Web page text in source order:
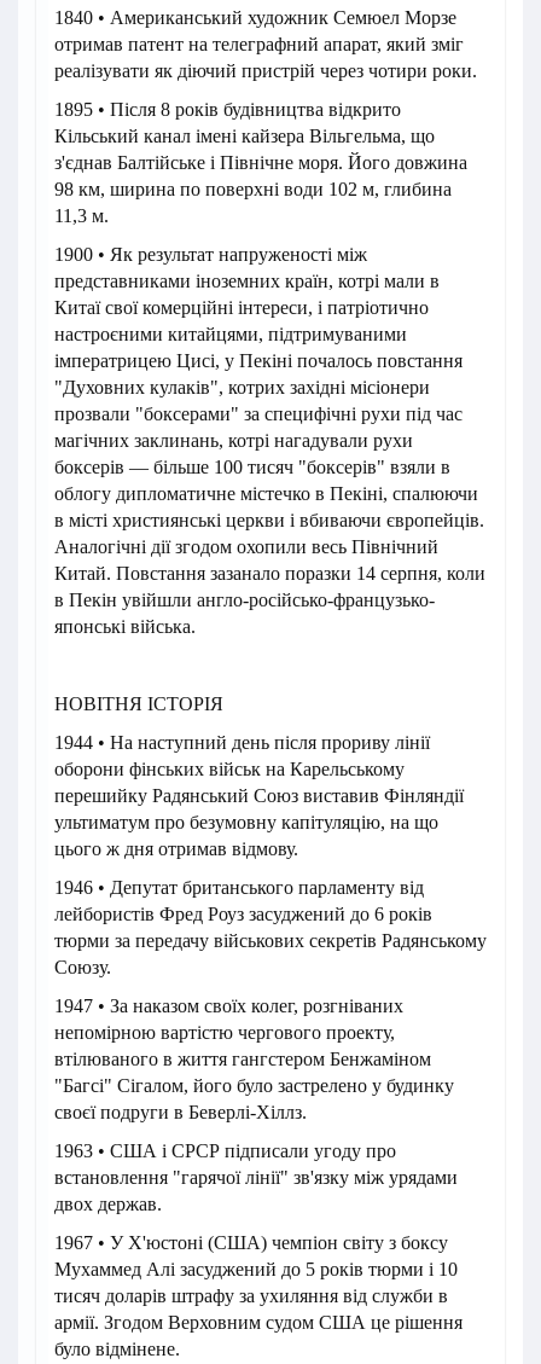
1840 • Американський художник Семюел Морзе
отримав патент на телеграфний апарат, який зміг
реалізувати як діючий пристрій через чотири роки.
1895 • Після 8 років будівництва відкрито
Кільський канал імені кайзера Вільгельма, що
з'єднав Балтійське і Північне моря. Його довжина
98 км, ширина по поверхні води 102 м, глибина
11,3 м.
1900 • Як результат напруженості між
представниками іноземних країн, котрі мали в
Китаї свої комерційні інтереси, і патріотично
настроєними китайцями, підтримуваними
імператрицею Цисі, у Пекіні почалось повстання
"Духовних кулаків", котрих західні місіонери
прозвали "боксерами" за специфічні рухи під час
магічних заклинань, котрі нагадували рухи
боксерів — більше 100 тисяч "боксерів" взяли в
облогу дипломатичне містечко в Пекіні, спалюючи
в місті християнські церкви і вбиваючи європейців.
Аналогічні дії згодом охопили весь Північний
Китай. Повстання зазанало поразки 14 серпня, коли
в Пекін увійшли англо-російсько-французько-
японські війська.
НОВІТНЯ ІСТОРІЯ
1944 • На наступний день після прориву лінії
оборони фінських військ на Карельському
перешийку Радянський Союз виставив Фінляндії
ультиматум про безумовну капітуляцію, на що
цього ж дня отримав відмову.
1946 • Депутат британського парламенту від
лейбористів Фред Роуз засуджений до 6 років
тюрми за передачу військових секретів Радянському
Союзу.
1947 • За наказом своїх колег, розгніваних
непомірною вартістю чергового проекту,
втілюваного в життя гангстером Бенжаміном
"Багсі" Сігалом, його було застрелено у будинку
своєї подруги в Беверлі-Хіллз.
1963 • США і СРСР підписали угоду про
встановлення "гарячої лінії" зв'язку між урядами
двох держав.
1967 • У Х'юстоні (США) чемпіон світу з боксу
Мухаммед Алі засуджений до 5 років тюрми і 10
тисяч доларів штрафу за ухиляння від служби в
армії. Згодом Верховним судом США це рішення
було відмінене.